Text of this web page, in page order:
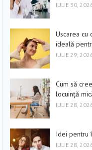
IULIE 30,
Uscarea cu
ideală
IULIE 29,
Cum să
locuință
IULIE 28,
Idei pentru
IULIE 28,